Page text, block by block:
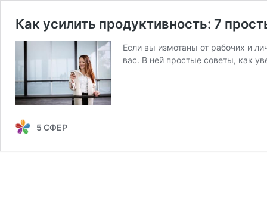
Как усилить продуктивность: 7
Если вы измотаны от рабочих и
вас. В ней простые советы, как
5 СФЕР